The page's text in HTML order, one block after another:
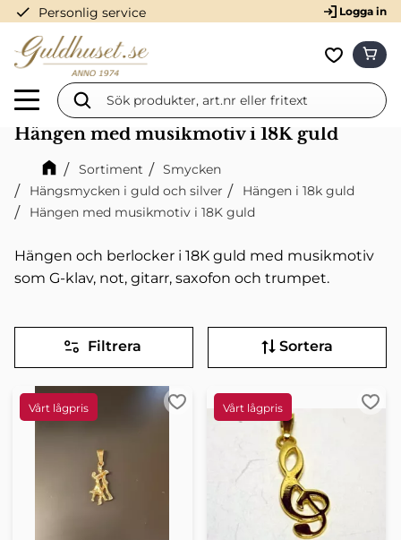
Meny
check Personlig service Logga in
Hängen med musikmotiv i 18K guld
Sortiment
Smycken
Hängsmycken i guld och silver
Hängen i 18k guld
Hängen med musikmotiv i 18K guld
Hängen och berlocker i 18K guld med musikmotiv
som G-klav, not, gitarr, saxofon och trumpet.
Filtrera Sortera
Lägg till i favoriter